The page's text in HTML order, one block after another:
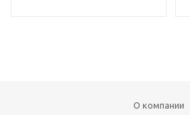
О компании